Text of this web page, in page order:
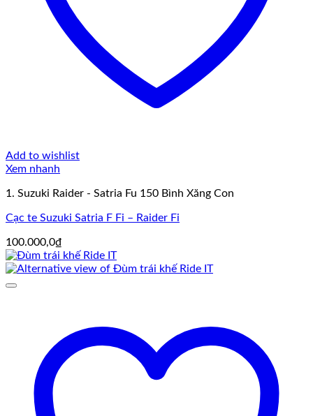
Add to wishlist
Xem nhanh
1. Suzuki Raider - Satria Fu 150 Bình Xăng Con
Cạc te Suzuki Satria F Fi – Raider Fi
100.000,0₫